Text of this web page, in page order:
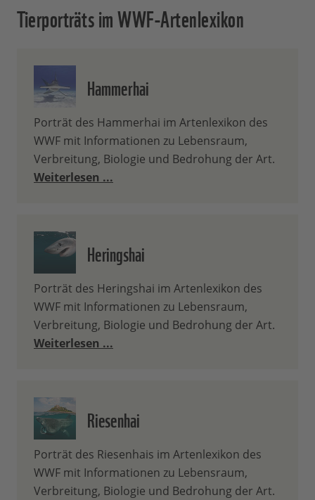
Tierporträts im WWF-Artenlexikon
Hammerhai
Porträt des Hammerhai im Artenlexikon des
WWF mit Informationen zu Lebensraum,
Verbreitung, Biologie und Bedrohung der Art.
Weiterlesen ...
Heringshai
Porträt des Heringshai im Artenlexikon des
WWF mit Informationen zu Lebensraum,
Verbreitung, Biologie und Bedrohung der Art.
Weiterlesen ...
Riesenhai
Porträt des Riesenhais im Artenlexikon des
WWF mit Informationen zu Lebensraum,
Verbreitung, Biologie und Bedrohung der Art.